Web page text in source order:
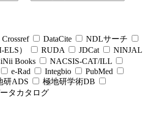
Crossref DataCite
NDLサーチ
）
RUDA JDCat
NINJAL
Books
NACSIS-CAT/ILL
e-Rad Integbio
PubMed
研ADS
極地研学術DB
タカタログ